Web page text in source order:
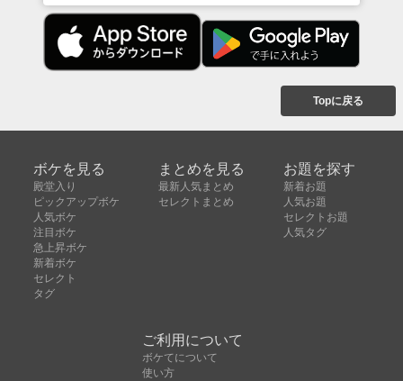
Topに戻る
ボケを見る
殿堂入り
ピックアップボケ
人気ボケ
注目ボケ
急上昇ボケ
新着ボケ
セレクト
タグ
まとめを見る
最新人気まとめ
セレクトまとめ
お題を探す
新着お題
人気お題
セレクトお題
人気タグ
ご利用について
ボケてについて
使い方